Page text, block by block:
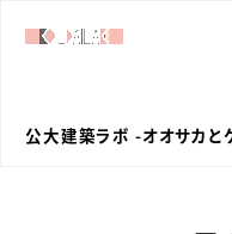
公大建築ラボ -オオサカと